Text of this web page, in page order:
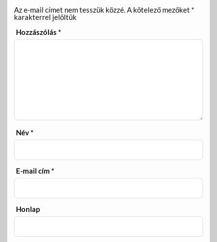
Az e-mail címet nem tesszük közzé.A kötelező mezőket *
karakterrel jelöltük
Hozzászólás*
Név*
E-mail cím*
Honlap